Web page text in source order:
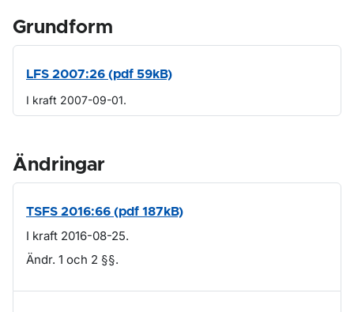
Grundform
LFS 2007:26 (pdf 59kB)
I kraft 2007-09-01.
Ändringar
TSFS 2016:66 (pdf 187kB)
I kraft 2016-08-25.
Ändr. 1 och 2 §§.